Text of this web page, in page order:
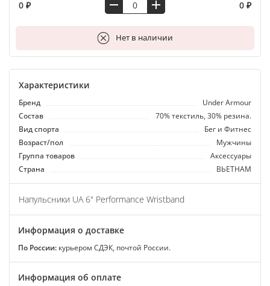
0 ₽ 0 ₽
Нет в наличии
В корзину
Характеристики
Бренд
Under Armour
Состав
70% текстиль, 30% резина.
Вид спорта
Бег и Фитнес
Возраст/пол
Мужчины
Группа товаров
Аксессуары
Страна
ВЬЕТНАМ
Напульсники UA 6" Performance Wristband
Информация о доставке
По России: курьером СДЭК, почтой России.
Информация об оплате